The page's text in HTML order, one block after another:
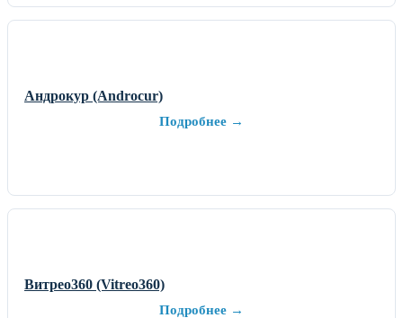
Андрокур (Androcur)
Подробнее →
Витрео360 (Vitreo360)
Подробнее →